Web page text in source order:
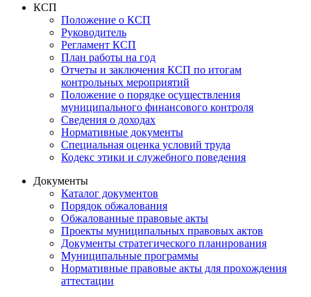
КСП
Положение о КСП
Руководитель
Регламент КСП
План работы на год
Отчеты и заключения КСП по итогам
контрольных мероприятий
Положение о порядке осуществления
муниципального финансового контроля
Сведения о доходах
Нормативные документы
Специальная оценка условий труда
Кодекс этики и служебного поведения
Документы
Каталог документов
Порядок обжалования
Обжалованные правовые акты
Проекты муниципальных правовых актов
Документы стратегического планирования
Муниципальные программы
Нормативные правовые акты для прохождения
аттестации